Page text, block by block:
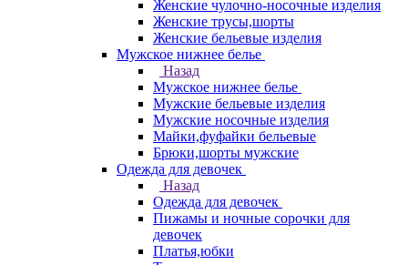
Женские чулочно-носочные изделия
Женские трусы,шорты
Женские бельевые изделия
Мужское нижнее белье
Назад
Мужское нижнее белье
Мужские бельевые изделия
Мужские носочные изделия
Майки,фуфайки бельевые
Брюки,шорты мужские
Одежда для девочек
Назад
Одежда для девочек
Пижамы и ночные сорочки для
девочек
Платья,юбки